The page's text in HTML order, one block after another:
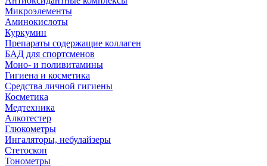
Микроэлементы
Аминокислоты
Куркумин
Препараты содержащие коллаген
БАД для спортсменов
Моно- и поливитамины
Гигиена и косметика
Средства личной гигиены
Косметика
Медтехника
Алкотестер
Глюкометры
Ингаляторы, небулайзеры
Стетоскоп
Тонометры